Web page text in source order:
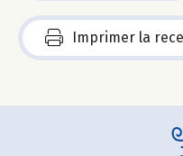
Imprimer la